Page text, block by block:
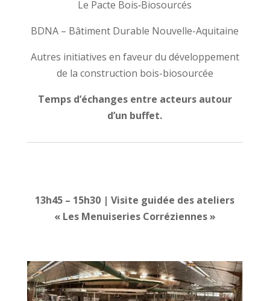
Le Pacte Bois‑Biosourcés
BDNA – Bâtiment Durable Nouvelle-Aquitaine
Autres initiatives en faveur du développement
de la construction bois-biosourcée
Temps d’échanges entre acteurs autour
d’un buffet.
13h45 – 15h30 | Visite guidée des ateliers
« Les Menuiseries Corréziennes »